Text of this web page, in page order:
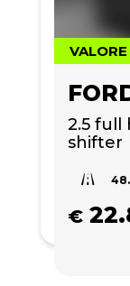
2.5 full
shifter
€